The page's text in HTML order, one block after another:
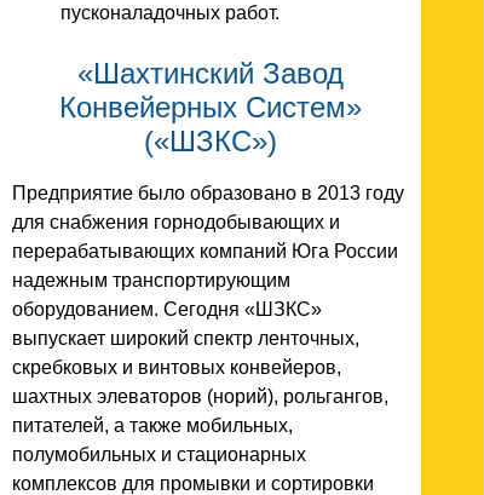
пусконаладочных работ.
«Шахтинский Завод
Конвейерных Систем»
(«ШЗКС»)
Предприятие было образовано в 2013 году
для снабжения горнодобывающих и
перерабатывающих компаний Юга России
надежным транспортирующим
оборудованием. Сегодня «ШЗКС»
выпускает широкий спектр ленточных,
скребковых и винтовых конвейеров,
шахтных элеваторов (норий), рольгангов,
питателей, а также мобильных,
полумобильных и стационарных
комплексов для промывки и сортировки